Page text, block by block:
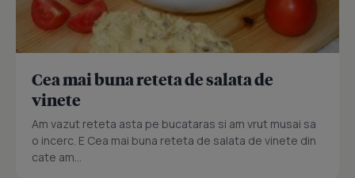
Cea mai buna reteta de salata de
vinete
Am vazut reteta asta pe bucataras si am vrut musai sa
o incerc. E Cea mai buna reteta de salata de vinete din
cate am...